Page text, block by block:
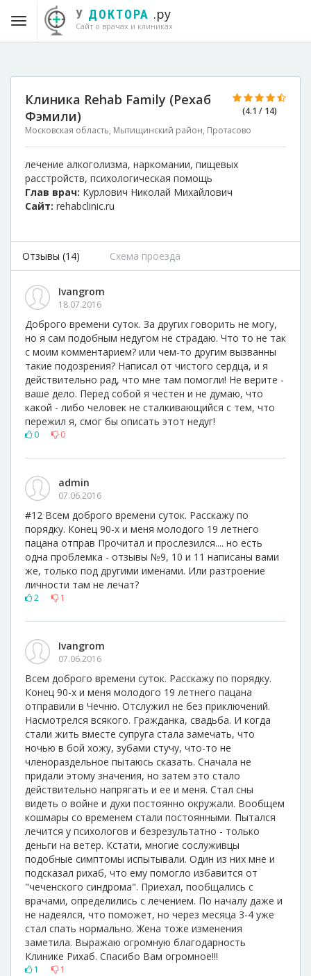
У ДОКТОРА .ру
Сайт о врачах и клиниках
(4.1 / 14)
Клиника Rehab Family (Рехаб
Фэмили)
Московская область, Мытищинский район, Протасово
лечение алкоголизма, наркомании, пищевых
расстройств, психологическая помощь
Глав врач: Курлович Николай Михайлович
Сайт: rehabclinic.ru
Отзывы (14) Схема проезда
Ivangrom
18.07.2016
Доброго времени суток. За других говорить не могу,
но я сам подобным недугом не страдаю. Что то не так
с моим комментарием? или чем-то другим вызванны
такие подозрения? Написал от чистого сердца, и я
действительно рад, что мне там помогли! Не верите -
ваше дело. Перед собой я честен и не думаю, что
какой - либо человек не сталкивающийся с тем, что
пережил я, смог бы описать этот недуг!
0 0
admin
07.06.2016
#12 Всем доброго времени суток. Расскажу по
порядку. Конец 90-х и меня молодого 19 летнего
пацана отправ Прочитал и прослезился.... но есть
одна проблемка - отзывы №9, 10 и 11 написаны вами
же, только под другими именами. Или разтроение
личности там не лечат?
2 1
Ivangrom
07.06.2016
Всем доброго времени суток. Расскажу по порядку.
Конец 90-х и меня молодого 19 летнего пацана
отправили в Чечню. Отслужил не без приключений.
Насмотрелся всякого. Гражданка, свадьба. И когда
стали жить вместе супруга стала замечать, что
ночью в бой хожу, зубами стучу, что-то не
членораздельное пытаюсь сказать. Сначала не
придали этому значения, но затем это стало
действительно напрягать и ее и меня. Стал сны
видеть о войне и духи постоянно окружали. Вообщем
кошмары со временем стали постоянными. Пытался
лечится у психологов и безрезультатно - только
деньги на ветер. Кстати, многие сослуживцы
подобные симптомы испытывали. Один из них мне и
подсказал рихаб, что ему помогло избавится от
"чеченского синдрома". Приехал, пообщались с
врачами, определились с лечением. По началу даже и
не надеялся, что поможет, но через месяца 3-4 уже
стал спать нормально. Жена тоже изменения
заметила. Выражаю огромную благодарность
Клинике Рихаб. Спасибо Вам огромное!!!
1 1